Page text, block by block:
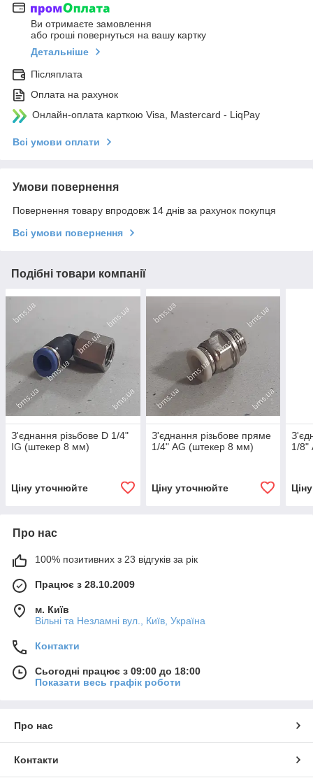
Ви отримаєте замовлення
або гроші повернуться на вашу картку
Детальніше
Післяплата
Оплата на рахунок
Онлайн-оплата карткою Visa, Mastercard - LiqPay
Всі умови оплати
Умови повернення
Повернення товару впродовж 14 днів за рахунок покупця
Всі умови повернення
Подібні товари компанії
З'єднання різьбове D 1/4"
IG (штекер 8 мм)
Ціну уточнюйте
З'єднання різьбове пряме
1/4" AG (штекер 8 мм)
Ціну уточнюйте
1/8"
Про нас
100% позитивних з 23 відгуків за рік
Працює з 28.10.2009
м. Київ
Вільні та Незламні вул., Київ, Україна
Контакти
Сьогодні працює з 09:00 до 18:00
Показати весь графік роботи
Про нас
Контакти